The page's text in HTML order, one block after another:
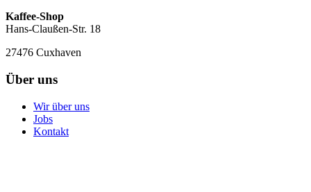
Kaffee-Shop
Hans-Claußen-Str. 18
27476 Cuxhaven
Über uns
Wir über uns
Jobs
Kontakt